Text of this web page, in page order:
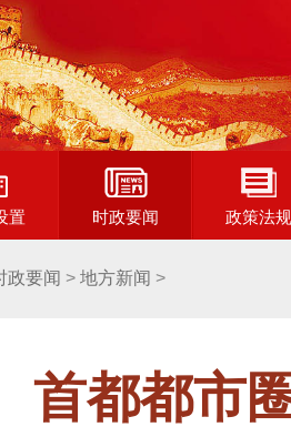
置 时政要闻 政策法规
政要闻 > 地方新闻 >
首都都市